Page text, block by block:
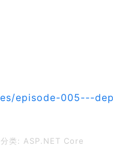
episode-005---
分类: ASP.NET Core